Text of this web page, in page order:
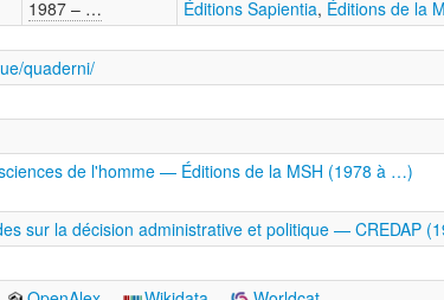
1987 – … Éditions Sapientia, Éditions de la
quaderni/
de l'homme — Éditions de la MSH (1978 à …)
sur la décision administrative et politique — CREDAP